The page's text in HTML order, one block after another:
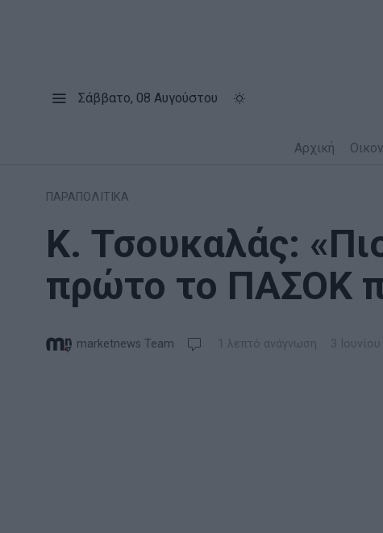
Σάββατο, 08 Αυγούστου
Αρχική
ΠΑΡΑΠΟΛΙΤΙΚΑ
Κ. Τσουκαλάς:
πρώτο το ΠΑΣΟΚ
marketnews Team 1 λεπτό ανάγνωση 3